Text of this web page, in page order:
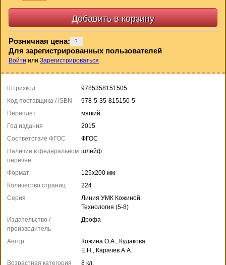
Розничная цена:
Для зарегистрированных пользователей
Войти или Зарегистрироваться
Штрихкод
9785358151505
Код поставщика / ISBN
978-5-35-815150-5
Переплет
мягкий
Год издания
2015
Соответствие ФГОС
ФГОС
Наличие в федеральном
перечне
шлейф
Формат
125x200 мм
Количество страниц
224
Серия
Линия УМК Кожиной.
Технология (5-8)
Издательство /
производитель
Дрофа
Автор
Кожина О.А., Кудакова
Е.Н., Карачев А.А.
Возрастная категория
8 кл.